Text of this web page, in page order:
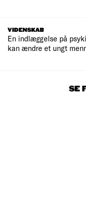
VIDENSKAB
En indlæggelse på
kan ændre et ungt
SE